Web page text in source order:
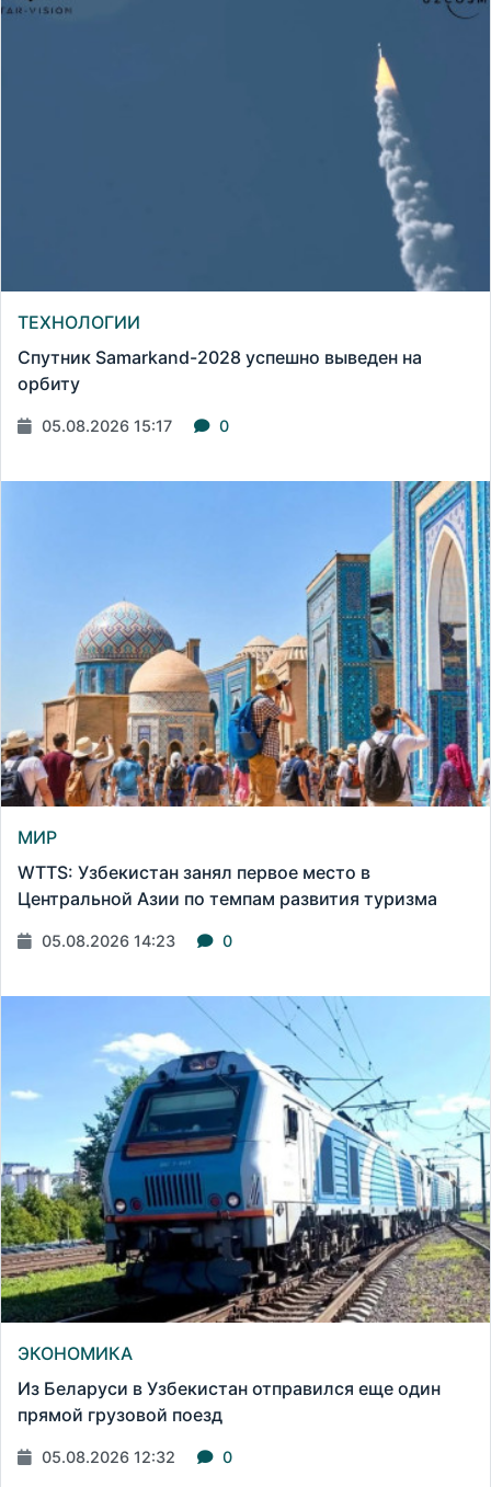
ТЕХНОЛОГИИ
Спутник Samarkand-2028 успешно выведен на
орбиту
05.08.2026 15:17 0
МИР
WTTS: Узбекистан занял первое место в
Центральной Азии по темпам развития туризма
05.08.2026 14:23 0
ЭКОНОМИКА
Из Беларуси в Узбекистан отправился еще один
прямой грузовой поезд
05.08.2026 12:32 0